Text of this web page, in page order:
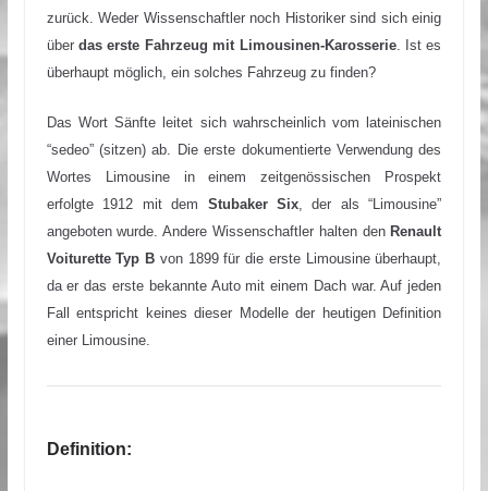
zurück. Weder Wissenschaftler noch Historiker sind sich einig
überdas erste Fahrzeug mit Limousinen-Karosserie. Ist es
überhaupt möglich, ein solches Fahrzeug zu finden?
Das Wort Sänfte leitet sich wahrscheinlich vom lateinischen
“sedeo” (sitzen) ab. Die erste dokumentierte Verwendung des
Wortes Limousine in einem zeitgenössischen Prospekt
erfolgte 1912 mit dem Stubaker Six, der als “Limousine”
angeboten wurde. Andere Wissenschaftler halten denRenault
Voiturette Typ B von 1899 für die erste Limousine überhaupt,
da er das erste bekannte Auto mit einem Dach war. Auf jeden
Fall entspricht keines dieser Modelle der heutigen Definition
einer Limousine.
Definition: